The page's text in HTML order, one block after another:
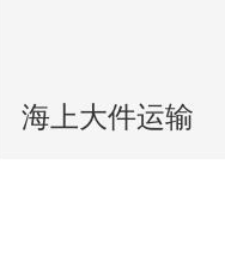
海上大件运输